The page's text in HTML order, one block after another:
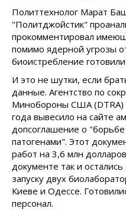
Политтехнолог Марат
"Политджойстик"
прокомментировал
помимо ядерной угрозы
биоистребление
И это не шутки, если
данные. Агентство по
Минобороны США (DTRA)
года вывесило на сайте
допсоглашение о
патогенами". Этот
работ на 3,6 млн
документе так и
запуску двух
Киеве и Одессе.
персонал.